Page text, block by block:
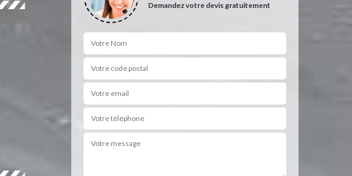
Demandez votre devis gratuitement